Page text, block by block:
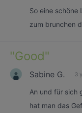
So eine schöne
zum brunchen
"Good"
Sabine G. 3
An und für sich
hat man das